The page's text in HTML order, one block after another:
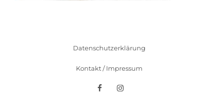
Datenschutzerklärung
Kontakt / Impressum
FacebookInstagram